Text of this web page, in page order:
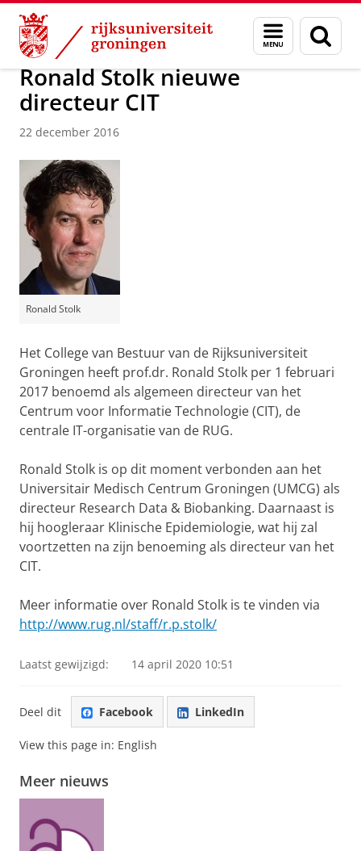
Skip
Content
Skip
Navigation
Menu
en
zoeken
Over ons Actueel Nieuws Nieuwsberichten
Ronald Stolk nieuwe
directeur CIT
22 december 2016
Ronald Stolk
Het College van Bestuur van de Rijksuniversiteit
Groningen heeft prof.dr. Ronald Stolk per 1 februari
2017 benoemd als algemeen directeur van het
Centrum voor Informatie Technologie (CIT), de
centrale IT-organisatie van de RUG.
Ronald Stolk is op dit moment verbonden aan het
Universitair Medisch Centrum Groningen (UMCG) als
directeur Research Data & Biobanking. Daarnaast is
hij hoogleraar Klinische Epidemiologie, wat hij zal
voortzetten na zijn benoeming als directeur van het
CIT.
Meer informatie over Ronald Stolk is te vinden via
http://www.rug.nl/staff/r.p.stolk/
Laatst gewijzigd: 14 april 2020 10:51
Deel dit Facebook LinkedIn
View this page in: English
Meer nieuws